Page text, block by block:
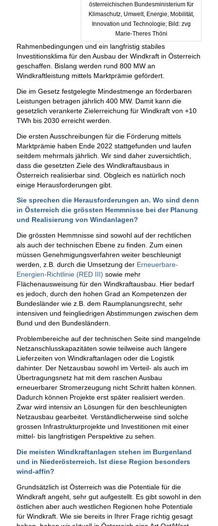
österreichischen Bundesministerium für
Klimaschutz, Umwelt, Energie, Mobilität,
Innovation und Technologie; Bild: zvg
Marie-Theres Thöni
Rahmenbedingungen und ein langfristig stabiles
Investitionsklima für den Ausbau der Windkraft in Österreich
geschaffen. Bislang werden rund 800 MW an
Windkraftleistung mittels Marktprämie gefördert.
Die im Gesetz festgelegte Mindestmenge an förderbaren
Leistungen betragen jährlich 400 MW. Damit kann die
gesetzlich verankerte Zielerreichung für Windkraft von +10
TWh bis 2030 erreicht werden.
Die ersten Ausschreibungen für die Förderung mittels
Marktprämie haben Ende 2022 stattgefunden und laufen
seitdem mehrmals jährlich. Wir sind daher zuversichtlich,
dass die gesetzten Ziele des Windkraftausbaus in
Österreich realisierbar sind. Obgleich es natürlich noch
einige Herausforderungen gibt.
Sie sprechen die Herausforderungen an. Wo sind denn
in Österreich die grössten Hemmnisse bei der Planung
und Realisierung von Windanlagen?
Die grössten Hemmnisse sind sowohl auf der rechtlichen
als auch der technischen Ebene zu finden. Zum einen
müssen Genehmigungsverfahren weiter beschleunigt
werden, z.B. durch die Umsetzung der Erneuerbare-
Energien-Richtlinie (RED III) sowie mehr
Flächenausweisung für den Windkraftausbau. Hier bedarf
es jedoch, durch den hohen Grad an Kompetenzen der
Bundesländer wie z.B. dem Raumplanungsrecht, sehr
intensiven und feingliedrigen Abstimmungen zwischen dem
Bund und den Bundesländern.
Problembereiche auf der technischen Seite sind mangelnde
Netzanschlusskapazitäten sowie teilweise auch längere
Lieferzeiten von Windkraftanlagen oder die Logistik
dahinter. Der Netzausbau sowohl im Verteil- als auch im
Übertragungsnetz hat mit dem raschen Ausbau
erneuerbarer Stromerzeugung nicht Schritt halten können.
Dadurch können Projekte erst später realisiert werden.
Zwar wird intensiv an Lösungen für den beschleunigten
Netzausbau gearbeitet. Verständlicherweise sind solche
grossen Infrastrukturprojekte und Investitionen mit einer
mittel- bis langfristigen Perspektive zu sehen.
Die meisten Windkraftanlagen stehen im Burgenland
und in Niederösterreich. Ist diese Region besonders
wind-affin?
Grundsätzlich ist Österreich was die Potentiale für die
Windkraft angeht, sehr gut aufgestellt. Es gibt sowohl in den
östlichen aber auch westlichen Regionen hohe Potentiale
für Windkraft. Wie sie bereits in Ihrer Frage richtig gesagt